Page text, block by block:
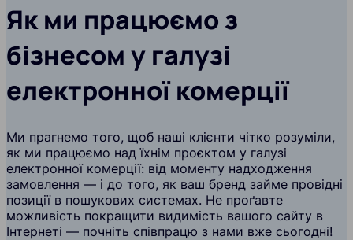
Як ми працюємо з
бізнесом у галузі
електронної комерції
Ми прагнемо того, щоб наші клієнти чітко розуміли,
як ми працюємо над їхнім проєктом у галузі
електронної комерції: від моменту надходження
замовлення — і до того, як ваш бренд займе провідні
позиції в пошукових системах. Не проґавте
можливість покращити видимість вашого сайту в
Інтернеті — почніть співпрацю з нами вже сьогодні!